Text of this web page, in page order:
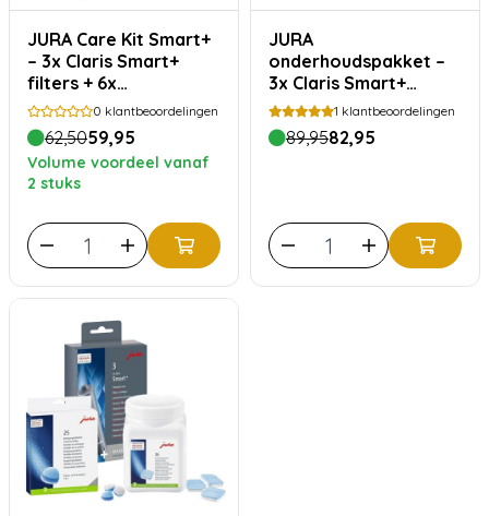
JURA Care Kit Smart+
– 3x Claris Smart+
filters + 6x
reinigingstabletten
0 klantbeoordelingen
62,5059,95
Volume voordeel vanaf
2 stuks
JURA
onderhoudspakket –
3x Claris Smart+
waterfilter + 25x
reinigingstabletten
1 klantbeoordelingen
89,9582,95